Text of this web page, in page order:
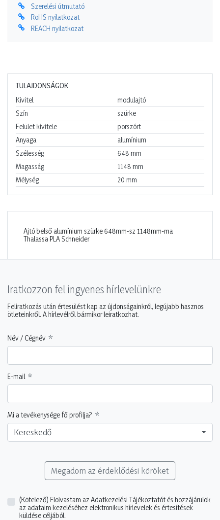
Szerelési útmutató
RoHS nyilatkozat
REACH nyilatkozat
TULAJDONSÁGOK
Kivitel
modulajtó
Szín
szürke
Felület kivitele
porszórt
Anyaga
alumínium
Szélesség
648 mm
Magasság
1148 mm
Mélység
20 mm
Ajtó belső alumínium szürke 648mm-sz 1148mm-ma
Thalassa PLA Schneider
Iratkozzon fel ingyenes hírlevelünkre
Feliratkozás után értesülést kap az újdonságainkról, legújabb hasznos
ötleteinkről. A hírlevélről bármikor leiratkozhat.
Név / Cégnév
E-mail
Mi a tevékenysége fő profilja?
Kereskedő
Megadom az érdeklődési köröket
(Kötelező) Elolvastam az Adatkezelési Tájékoztatót és hozzájárulok
az adataim kezeléséhez elektronikus hírlevelek és értesítések
küldése céljából.